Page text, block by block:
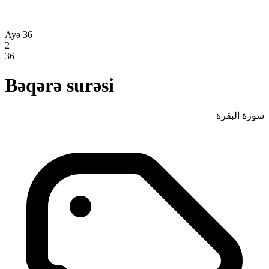
Ayə 36
2
36
Bəqərə surəsi
سورة البقرة